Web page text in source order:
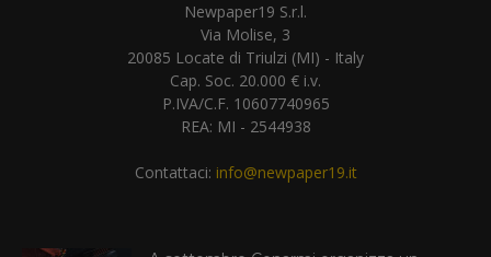
Newpaper19 S.r.l.
Via Molise, 3
20085 Locate di Triulzi (MI) - Italy
Cap. Soc. 20.000 € i.v.
P.IVA/C.F. 10607740965
REA: MI - 2544938
Contattaci: info@newpaper19.it